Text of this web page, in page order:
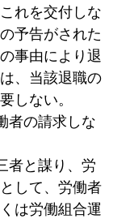
れを交付しな
予告がされた
事由により退
、当該退職の
しない。
者の請求しな
者と謀り、労
して、労働者
は労働組合運